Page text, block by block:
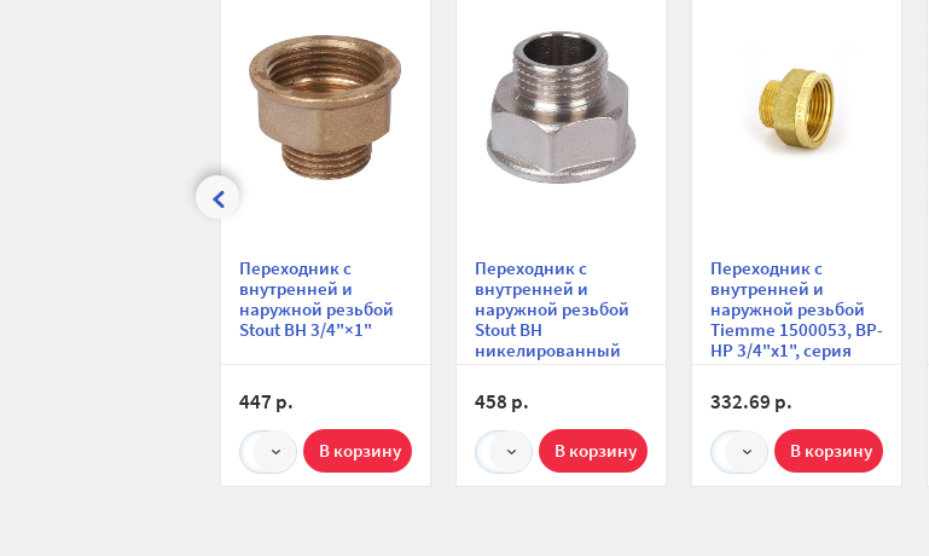
Переходник с
внутренней и
наружной резьбой
Stout ВН 3/4"×1"
447 р.
1
Переходник с
внутренней и
наружной резьбой
Stout ВН
никелированный
458 р.
1
Переходник с
внутренней и
наружной резьбой
Tiemme 1500053, ВР-
НР 3/4"x1", серия
332.69 р.
1